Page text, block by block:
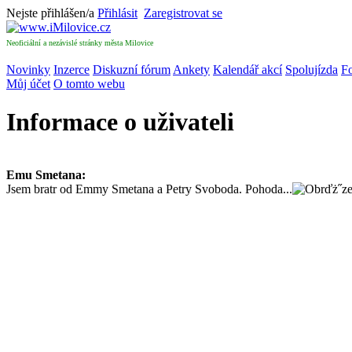
Nejste přihlášen/a Přihlásit Zaregistrovat se
Neoficiální a nezávislé stránky města Milovice
Novinky Inzerce Diskuzní fórum Ankety Kalendář akcí Spolujízda
Můj účet O tomto webu
Informace o uživateli
Emu Smetana:
Jsem bratr od Emmy Smetana a Petry Svoboda. Pohoda...